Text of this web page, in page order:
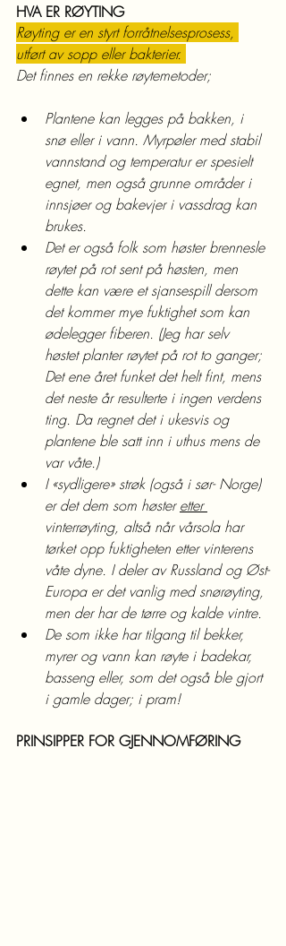
HVA ER RØYTING
Røyting er en styrt forråtnelsesprosess,
utført av sopp eller bakterier.
Det finnes en rekke røytemetoder;
Plantene kan legges på bakken, i
snø eller i vann. Myrpøler med stabil
vannstand og temperatur er spesielt
egnet, men også grunne områder i
innsjøer og bakevjer i vassdrag kan
brukes.
Det er også folk som høster brennesle
røytet på rot sent på høsten, men
dette kan være et sjansespill dersom
det kommer mye fuktighet som kan
ødelegger fiberen. (Jeg har selv
høstet planter røytet på rot to ganger;
Det ene året funket det helt fint, mens
det neste år resulterte i ingen verdens
ting. Da regnet det i ukesvis og
plantene ble satt inn i uthus mens de
var våte.)
I «sydligere» strøk (også i sør- Norge)
er det dem som høster etter
vinterrøyting, altså når vårsola har
tørket opp fuktigheten etter vinterens
våte dyne. I deler av Russland og Øst-
Europa er det vanlig med snørøyting,
men der har de tørre og kalde vintre.
De som ikke har tilgang til bekker,
myrer og vann kan røyte i badekar,
basseng eller, som det også ble gjort
i gamle dager; i pram!
PRINSIPPER FOR GJENNOMFØRING